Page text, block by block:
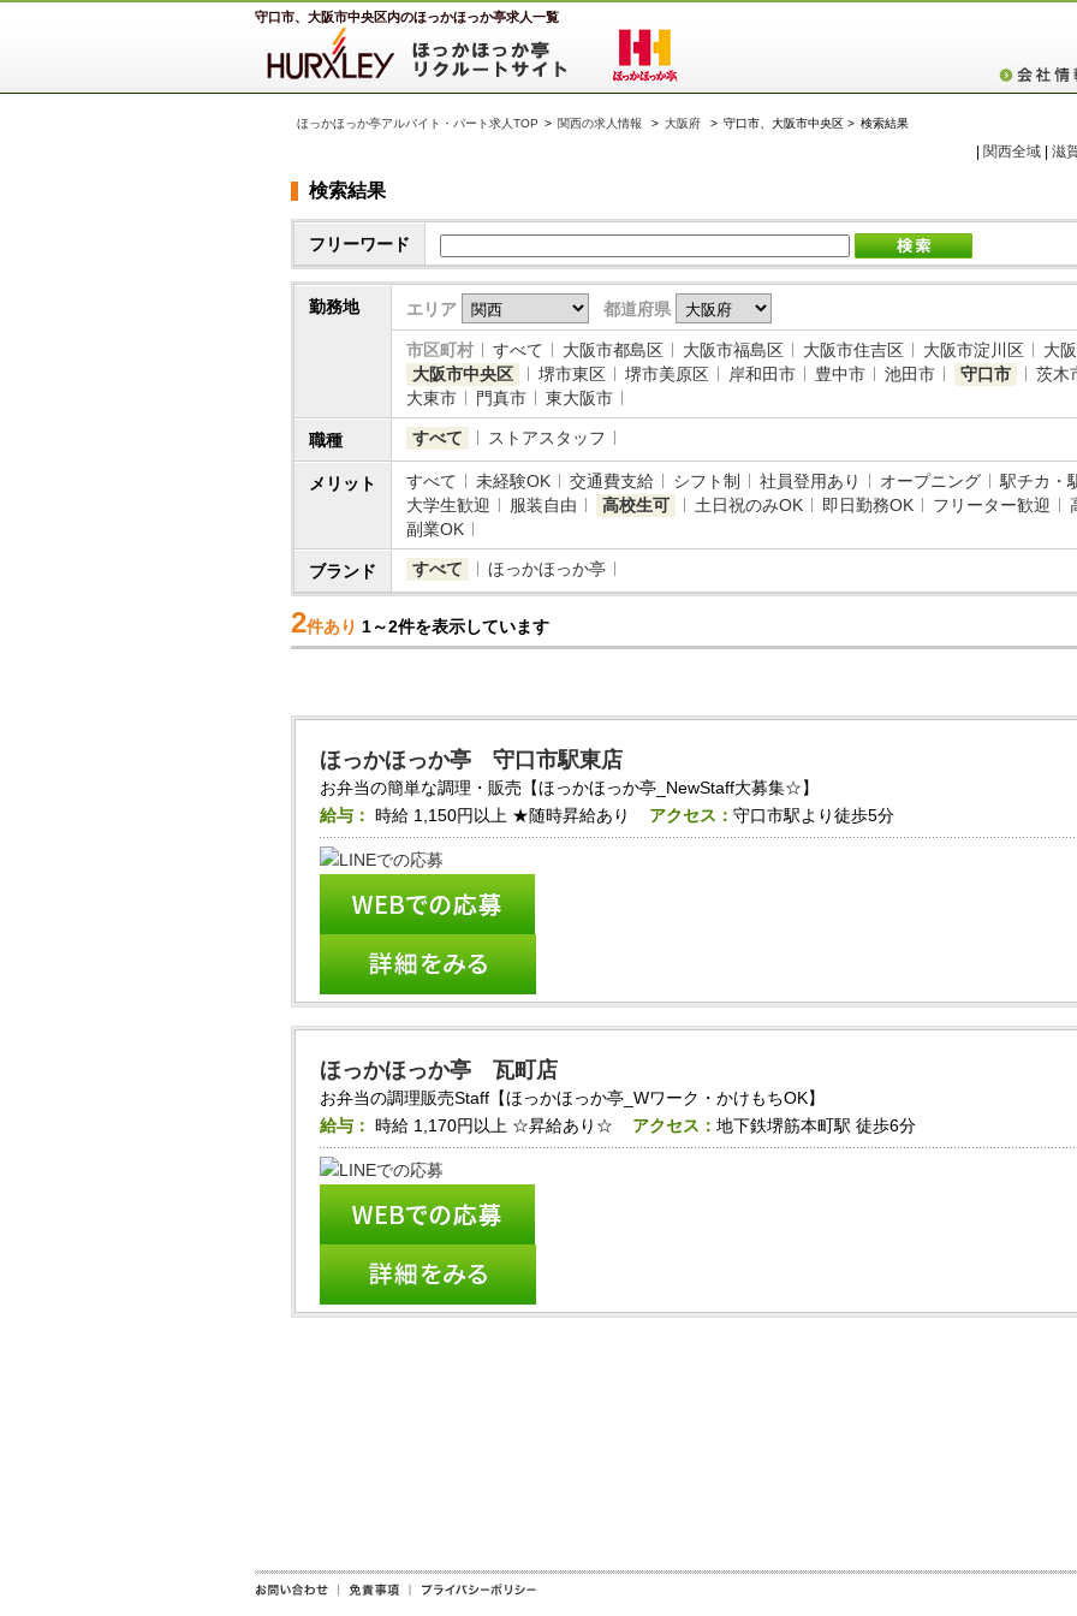
守口市、大阪市中央区内のほっかほっか亭求人一覧
ほっかほっか亭アルバイト・パート求人TOP > 関西の求人情報 > 大阪府 > 守口市、大阪市中央区 > 検索結果
関西全域 滋
検索結果
フリーワード
勤務地 エリア 都道府県
市区町村 すべて 大阪市都島区 大阪市福島区 大阪市住吉区 大阪市淀川区 大
大阪市中央区
堺市東区 堺市美原区 岸和田市 豊中市 池田市 守口市 茨木
大東市
門真市 東大阪市
職種 すべて ストアスタッフ
メリット すべて 未経験OK 交通費支給 シフト制 社員登用あり オープニング 駅チカ・
大学生歓迎
服装自由 高校生可 土日祝のみOK 即日勤務OK フリーター歓迎
副業OK
ブランド すべて ほっかほっか亭
2件あり 1～2件を表示しています
ほっかほっか亭 守口市駅東店
お弁当の簡単な調理・販売【ほっかほっか亭_NewStaff大募集☆】
給与： 時給 1,150円以上 ★随時昇給あり アクセス：守口市駅より徒歩5分
ほっかほっか亭 瓦町店
お弁当の調理販売Staff【ほっかほっか亭_Wワーク・かけもちOK】
給与： 時給 1,170円以上 ☆昇給あり☆ アクセス：地下鉄堺筋本町駅 徒歩6分